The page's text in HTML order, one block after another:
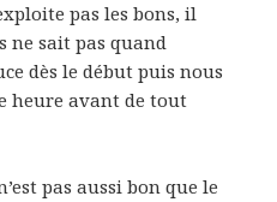
pas les bons, il
ne sait pas quand
dès le début puis nous
heure avant de tout
pas aussi bon que le